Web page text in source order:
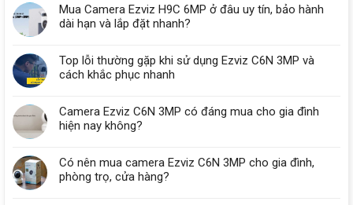
Mua Camera Ezviz H9C 6MP ở đâu uy tín, bảo hành
dài hạn và lắp đặt nhanh?
Top lỗi thường gặp khi sử dụng Ezviz C6N 3MP và
cách khắc phục nhanh
Camera Ezviz C6N 3MP có đáng mua cho gia đình
hiện nay không?
Có nên mua camera Ezviz C6N 3MP cho gia đình,
phòng trọ, cửa hàng?